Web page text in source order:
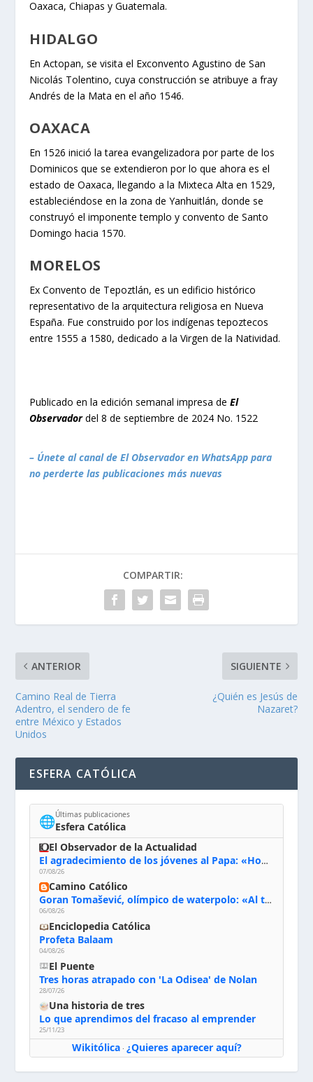
Oaxaca, Chiapas y Guatemala.
HIDALGO
En Actopan, se visita el Exconvento Agustino de San
Nicolás Tolentino, cuya construcción se atribuye a fray
Andrés de la Mata en el año 1546.
OAXACA
En 1526 inició la tarea evangelizadora por parte de los
Dominicos que se extendieron por lo que ahora es el
estado de Oaxaca, llegando a la Mixteca Alta en 1529,
estableciéndose en la zona de Yanhuitlán, donde se
construyó el imponente templo y convento de Santo
Domingo hacia 1570.
MORELOS
Ex Convento de Tepoztlán, es un edificio histórico
representativo de la arquitectura religiosa en Nueva
España. Fue construido por los indígenas tepoztecos
entre 1555 a 1580, dedicado a la Virgen de la Natividad.
Publicado en la edición semanal impresa deEl
Observadordel 8 de septiembre de 2024 No. 1522
– Únete al canal de El Observador en WhatsApp para
no perderte las publicaciones más nuevas
COMPARTIR:
ANTERIOR
Camino Real de Tierra
Adentro, el sendero de fe
entre México y Estados
Unidos
SIGUIENTE
¿Quién es Jesús de
Nazaret?
ESFERA CATÓLICA
🌐Últimas publicaciones
Esfera Católica
El Observador de la Actualidad
El agradecimiento de los jóvenes al Papa: «Hoy nos sentimos Iglesia»
07/08/26
Camino Católico
Goran Tomašević, olímpico de waterpolo: «Al terminar el Camino de Santiago entregué mi vida a Cristo; hablé con Dios y le dije: ‘Estoy listo; estoy a tu servicio. Puedo llevar lo que sea necesario para ti’»
06/08/26
Enciclopedia Católica
Profeta Balaam
04/08/26
El Puente
Tres horas atrapado con 'La Odisea' de Nolan
28/07/26
Una historia de tres
Lo que aprendimos del fracaso al emprender
25/11/23
Wikitólica· ¿Quieres aparecer aquí?